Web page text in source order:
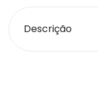
Descrição